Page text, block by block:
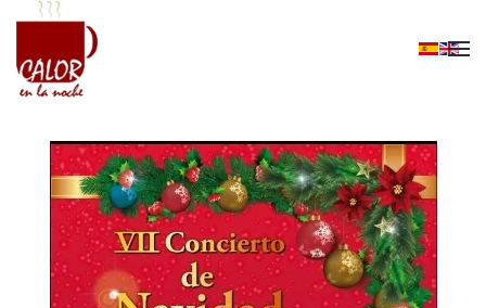
Skip to main content